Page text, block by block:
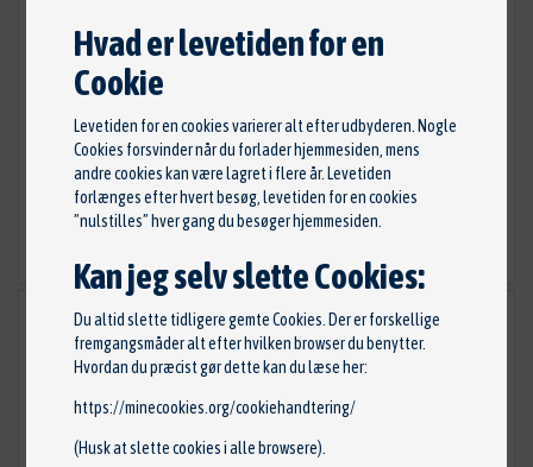
Sensor, brændstoftryk
Stand: Ny
375,00 kr.
Hvad er levetiden for en
Cookie
Levetiden for en cookies varierer alt efter udbyderen. Nogle
Cookies forsvinder når du forlader hjemmesiden, mens
andre cookies kan være lagret i flere år. Levetiden
forlænges efter hvert besøg, levetiden for en cookies
”nulstilles” hver gang du besøger hjemmesiden.
Kan jeg selv slette Cookies:
Du altid slette tidligere gemte Cookies. Der er forskellige
fremgangsmåder alt efter hvilken browser du benytter.
Hvordan du præcist gør dette kan du læse her:
https://minecookies.org/cookiehandtering/
(Husk at slette cookies i alle browsere).